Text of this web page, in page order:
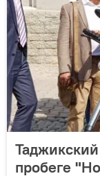
пробеге